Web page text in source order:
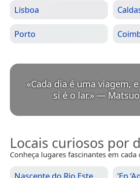
Lisboa
Porto
«Cada dia é uma viagem,
si é o lar.» —
Locais curiosos por
Conheça lugares fascinantes em